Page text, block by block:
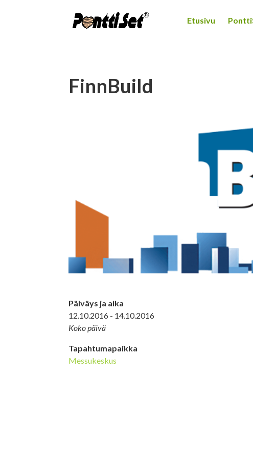
Etusivu
FinnBuild
Päiväys ja aika
12.10.2016 - 14.10.2016
Koko päivä
Tapahtumapaikka
Messukeskus